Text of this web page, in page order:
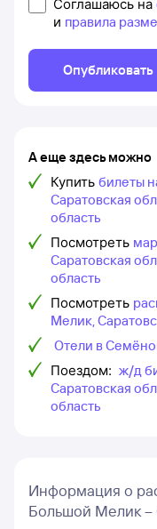
Соглашаюсь на
и правила
Опубликовать
А еще здесь можно
Купить билеты
Саратовская
область
Посмотреть
Саратовская
область
Посмотреть
Мелик,
Отели в
Поездом: ж/д
Саратовская
область
Информация о
Большой Мелик –